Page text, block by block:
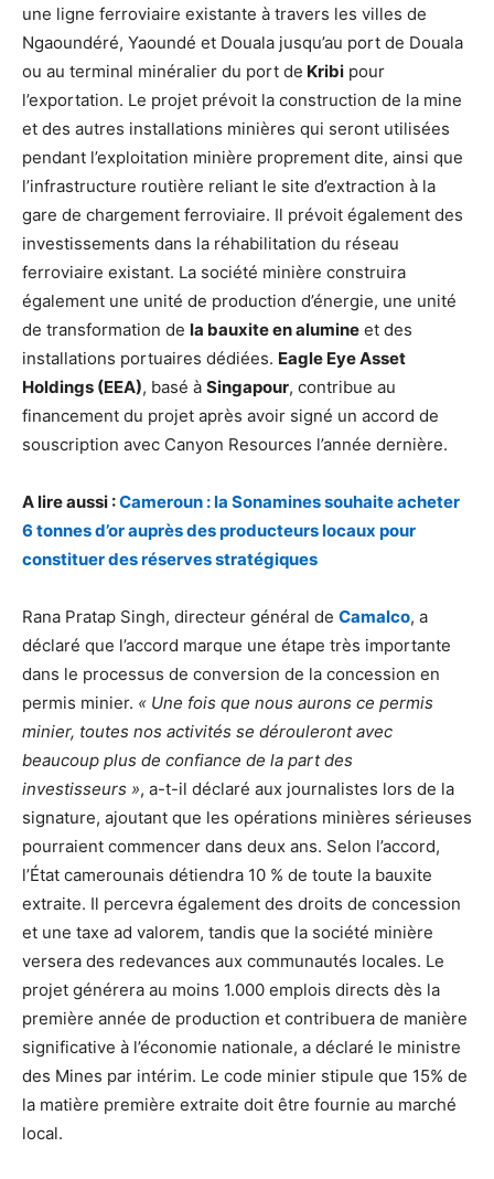
une ligne ferroviaire existante à travers les villes de
Ngaoundéré, Yaoundé et Douala jusqu’au port de Douala
ou au terminal minéralier du port de Kribi pour
l’exportation. Le projet prévoit la construction de la mine
et des autres installations minières qui seront utilisées
pendant l’exploitation minière proprement dite, ainsi que
l’infrastructure routière reliant le site d’extraction à la
gare de chargement ferroviaire. Il prévoit également des
investissements dans la réhabilitation du réseau
ferroviaire existant. La société minière construira
également une unité de production d’énergie, une unité
de transformation de la bauxite en alumine et des
installations portuaires dédiées. Eagle Eye Asset
Holdings (EEA), basé à Singapour, contribue au
financement du projet après avoir signé un accord de
souscription avec Canyon Resources l’année dernière.
A lire aussi :Cameroun : la Sonamines souhaite acheter
6 tonnes d’or auprès des producteurs locaux pour
constituer des réserves stratégiques
Rana Pratap Singh, directeur général de Camalco, a
déclaré que l’accord marque une étape très importante
dans le processus de conversion de la concession en
permis minier. « Une fois que nous aurons ce permis
minier, toutes nos activités se dérouleront avec
beaucoup plus de confiance de la part des
investisseurs », a-t-il déclaré aux journalistes lors de la
signature, ajoutant que les opérations minières sérieuses
pourraient commencer dans deux ans. Selon l’accord,
l’État camerounais détiendra 10 % de toute la bauxite
extraite. Il percevra également des droits de concession
et une taxe ad valorem, tandis que la société minière
versera des redevances aux communautés locales. Le
projet générera au moins 1.000 emplois directs dès la
première année de production et contribuera de manière
significative à l’économie nationale, a déclaré le ministre
des Mines par intérim. Le code minier stipule que 15% de
la matière première extraite doit être fournie au marché
local.